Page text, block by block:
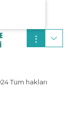
Tüm hakları